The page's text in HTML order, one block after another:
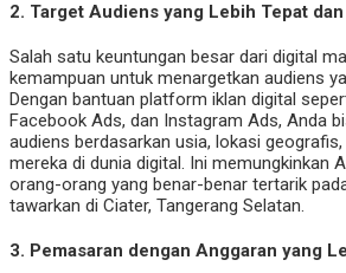
2. Target Audiens yang Lebih Tepat
Salah satu keuntungan besar dari digital
kemampuan untuk menargetkan audiens
Dengan bantuan platform iklan digital
Facebook Ads, dan Instagram Ads, Anda
audiens berdasarkan usia, lokasi
mereka di dunia digital. Ini memungkinkan
orang-orang yang benar-benar tertarik
tawarkan di Ciater, Tangerang Selatan.
3. Pemasaran dengan Anggaran yang